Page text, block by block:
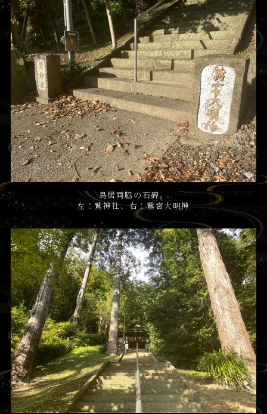
鳥居両脇の石碑。
左：鷲神社、右：鷲宮大明神